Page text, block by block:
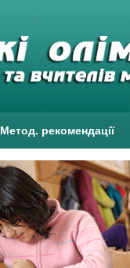
Метод. рекомендації